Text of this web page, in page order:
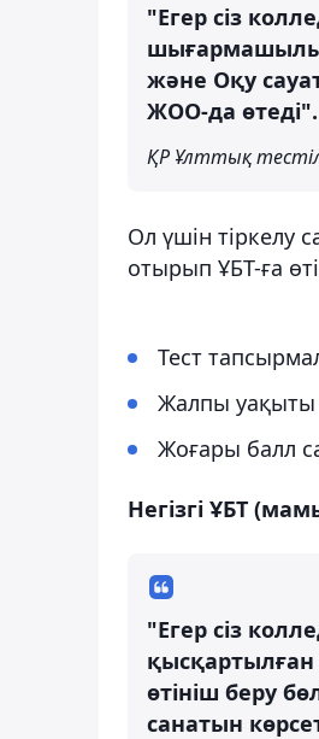
"Егер сіз
және Оқу
ЖОО-да өтеді".
ҚР Ұлттық
Ол үшін тіркелу
отырып ҰБТ-ға
Тест
Жалпы уақыты
Жоғары балл
Негізгі ҰБТ
"Егер сіз
қысқартылған
өтініш беру
санатын